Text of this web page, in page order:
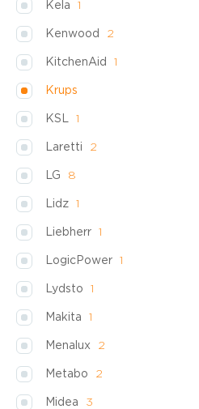
Kela 1
Kenwood 2
KitchenAid 1
Krups
KSL 1
Laretti 2
LG 8
Lidz 1
Liebherr 1
LogicPower 1
Lydsto 1
Makita 1
Menalux 2
Metabo 2
Midea 3